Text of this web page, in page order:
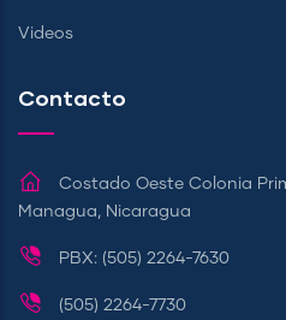
Videos
Contacto
Costado Oeste Colonia
Managua, Nicaragua
PBX: (505) 2264-7630
(505) 2264-7730